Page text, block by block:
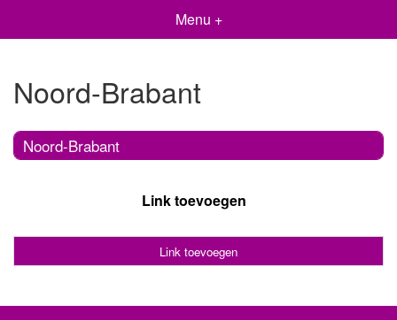
Menu +
Noord-Brabant
Noord-Brabant
Link toevoegen
Link toevoegen